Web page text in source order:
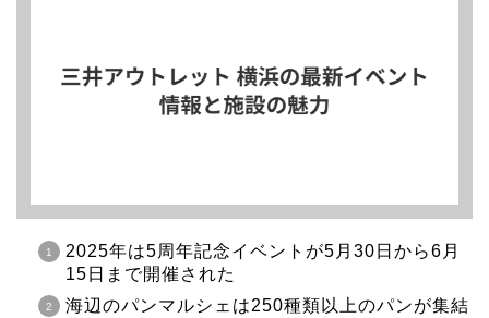
2025年は5周年記念イベントが5月30日から6月
15日まで開催された
海辺のパンマルシェは250種類以上のパンが集結